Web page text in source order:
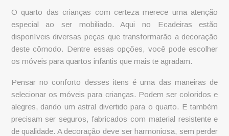
O quarto das crianças com certeza merece uma atenção
especial ao ser mobiliado. Aqui no Ecadeiras estão
disponíveis diversas peças que transformarão a decoração
deste cômodo. Dentre essas opções, você pode escolher
os móveis para quartos infantis que mais te agradam.
Pensar no conforto desses itens é uma das maneiras de
selecionar osmóveis para crianças. Podem ser coloridos e
alegres, dando um astral divertido para o quarto. E também
precisam ser seguros, fabricados com material resistente e
de qualidade. A decoração deve ser harmoniosa, sem perder